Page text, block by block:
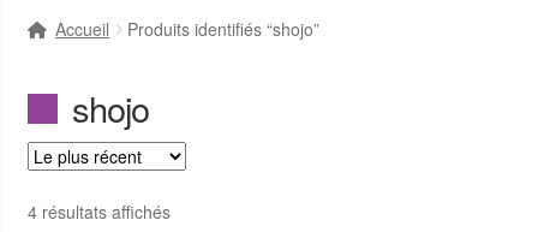
Accueil Produits identifiés “shojo”
shojo
4 résultats affichés